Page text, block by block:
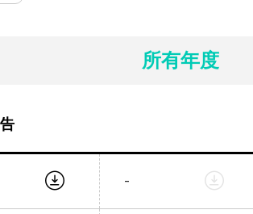
所有年度
-